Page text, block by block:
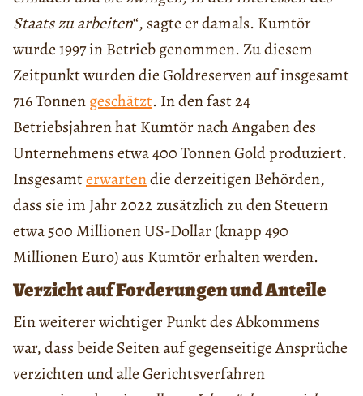
Staats zu arbeiten“, sagte er damals. Kumtör
wurde 1997 in Betrieb genommen. Zu diesem
Zeitpunkt wurden die Goldreserven auf insgesamt
716 Tonnengeschätzt. In den fast 24
Betriebsjahren hat Kumtör nach Angaben des
Unternehmens etwa 400 Tonnen Gold produziert.
Insgesamterwartendie derzeitigen Behörden,
dass sie im Jahr 2022 zusätzlich zu den Steuern
etwa 500 Millionen US-Dollar (knapp 490
Millionen Euro) aus Kumtör erhalten werden.
Verzicht auf Forderungen und Anteile
Ein weiterer wichtiger Punkt des Abkommens
war, dass beide Seiten auf gegenseitige Ansprüche
verzichten und alle Gerichtsverfahren